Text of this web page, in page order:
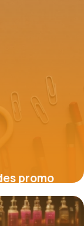
promo